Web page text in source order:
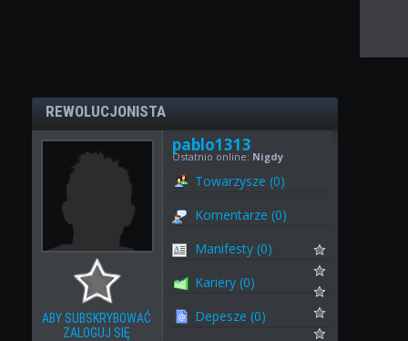
REWOLUCJONISTA
ABY SUBSKRYBOWAĆ
ZALOGUJ SIĘ
pablo1313
Ostatnio online: Nigdy
Towarzysze (0)
Komentarze (0)
Manifesty (0)
Kariery (0)
Depesze (0)